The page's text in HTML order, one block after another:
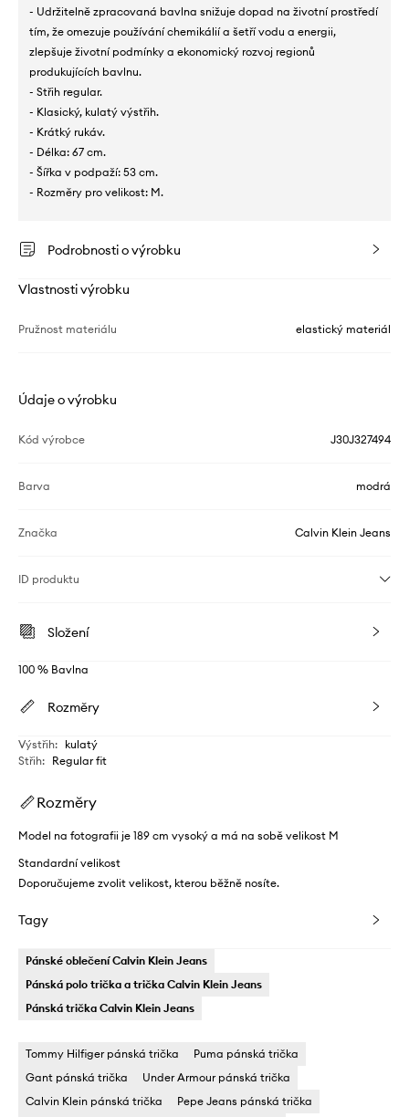
- Udržitelně zpracovaná bavlna snižuje dopad na životní prostředí
tím, že omezuje používání chemikálií a šetří vodu a energii,
zlepšuje životní podmínky a ekonomický rozvoj regionů
produkujících bavlnu.
- Střih regular.
- Klasický, kulatý výstřih.
- Krátký rukáv.
- Délka: 67 cm.
- Šířka v podpaží: 53 cm.
- Rozměry pro velikost: M.
Podrobnosti o výrobku
Vlastnosti výrobku
Pružnost materiálu elastický materiál
Údaje o výrobku
Kód výrobce J30J327494
Barva modrá
Značka Calvin Klein Jeans
ID produktu
Složení
100 % Bavlna
Rozměry
Výstřih: kulatý
Střih: Regular fit
Rozměry
Model na fotografii je 189 cm vysoký a má na sobě velikost M
Standardní velikost
Doporučujeme zvolit velikost, kterou běžně nosíte.
Tagy
Pánské oblečení Calvin Klein Jeans
Pánská polo trička a trička Calvin Klein Jeans
Pánská trička Calvin Klein Jeans
Tommy Hilfiger pánská trička
Puma pánská trička
Gant pánská trička
Under Armour pánská trička
Calvin Klein pánská trička
Pepe Jeans pánská trička